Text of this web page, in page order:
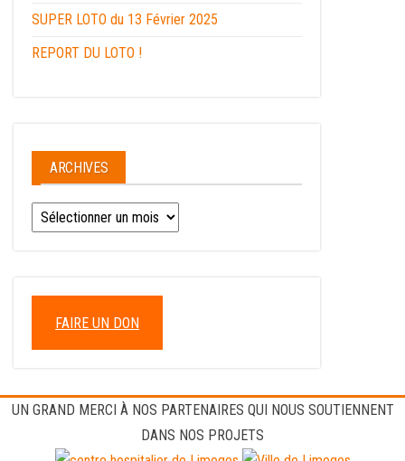
SUPER LOTO du 13 Février 2025
REPORT DU LOTO !
ARCHIVES
FAIRE UN DON
UN GRAND MERCI À NOS PARTENAIRES QUI NOUS SOUTIENNENT
DANS NOS PROJETS